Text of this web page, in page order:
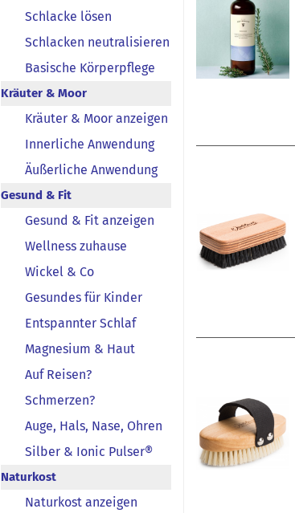
Schlacke lösen
Schlacken neutralisieren
Basische Körperpflege
Kräuter & Moor
Kräuter & Moor anzeigen
Innerliche Anwendung
Äußerliche Anwendung
Gesund & Fit
Gesund & Fit anzeigen
Wellness zuhause
Wickel & Co
Gesundes für Kinder
Entspannter Schlaf
Magnesium & Haut
Auf Reisen?
Schmerzen?
Auge, Hals, Nase, Ohren
Silber & Ionic Pulser®
Naturkost
Naturkost anzeigen